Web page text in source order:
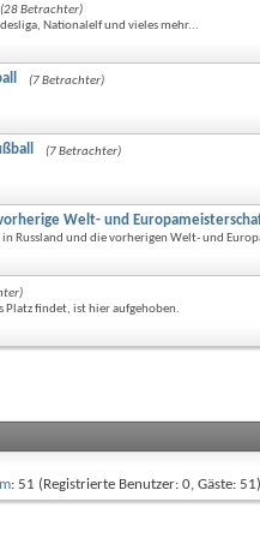
(28 Betrachter)
Nationalelf und vieles mehr...
(7 Betrachter)
(7 Betrachter)
Welt- und
Russland und die vorherigen Welt- und
Platz findet, ist hier aufgehoben.
: 51 (Registrierte Benutzer: 0, Gäste: 51)